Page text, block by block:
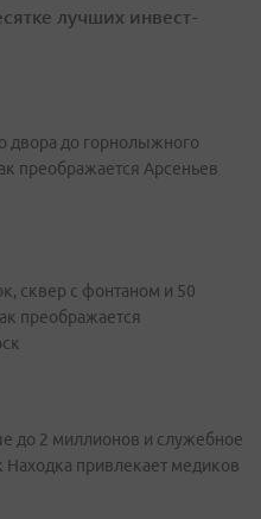
лучших инвест-
двора до горнолыжного
преображается Арсеньев
сквер с фонтаном и 50
преображается
до 2 миллионов и служебное
Находка привлекает медиков